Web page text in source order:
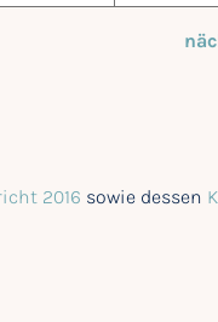
2016 sowie dessen